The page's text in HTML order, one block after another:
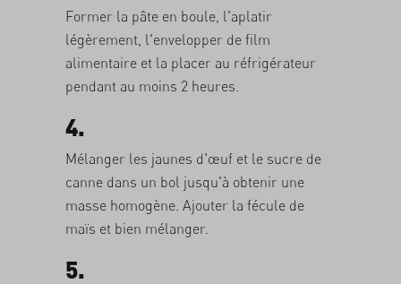
Former la pâte en boule, l'aplatir
légèrement, l'envelopper de film
alimentaire et la placer au réfrigérateur
pendant au moins 2 heures.
4.
Mélanger les jaunes d'œuf et le sucre de
canne dans un bol jusqu'à obtenir une
masse homogène. Ajouter la fécule de
maïs et bien mélanger.
5.